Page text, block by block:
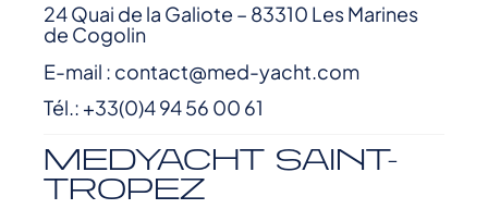
24 Quai de la Galiote – 83310 Les Marines
de Cogolin
E-mail : contact@med-yacht.com
Tél.: +33(0)4 94 56 00 61
MEDYACHT SAINT-
TROPEZ